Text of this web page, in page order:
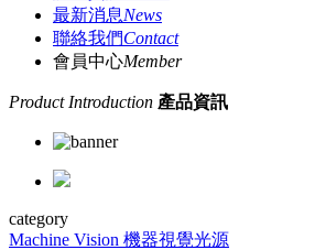
最新消息News
聯絡我們Contact
會員中心Member
Product Introduction 產品資訊
category
Machine Vision 機器視覺光源